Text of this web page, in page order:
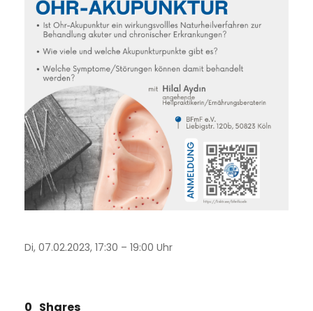
Di, 07.02.2023, 17:30 – 19:00 Uhr
0 Shares